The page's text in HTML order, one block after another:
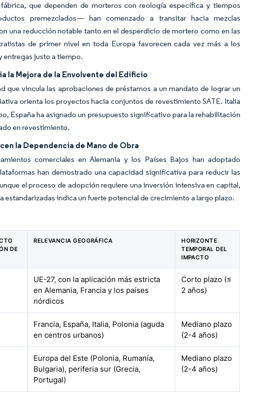
que dependen de morteros con reología específica y tiempos
premezclados— han comenzado a transitar hacia mezclas
una reducción notable tanto en el desperdicio de mortero como en las
de primer nivel en toda Europa favorecen cada vez más a los
entregas justo a tiempo.
la Mejora de la Envolvente del Edificio
que vincula las aprobaciones de préstamos a un mandato de lograr un
orienta los proyectos hacia conjuntos de revestimiento SATE. Italia
España ha asignado un presupuesto significativo para la rehabilitación
en revestimiento.
la Dependencia de Mano de Obra
comerciales en Alemania y los Países Bajos han adoptado
han demostrado una capacidad significativa para reducir las
el proceso de adopción requiere una inversión intensiva en capital,
indica un fuerte potencial de crecimiento a largo plazo.
DE
RELEVANCIA GEOGRÁFICA
HORIZONTE
TEMPORAL DEL
IMPACTO
UE-27, con la aplicación más estricta
en Alemania, Francia y los países
nórdicos
Corto plazo (≤
2 años)
Francia, España, Italia, Polonia (aguda
en centros urbanos)
Mediano plazo
(2-4 años)
Europa del Este (Polonia, Rumanía,
Bulgaria), periferia sur (Grecia,
Portugal)
Mediano plazo
(2-4 años)